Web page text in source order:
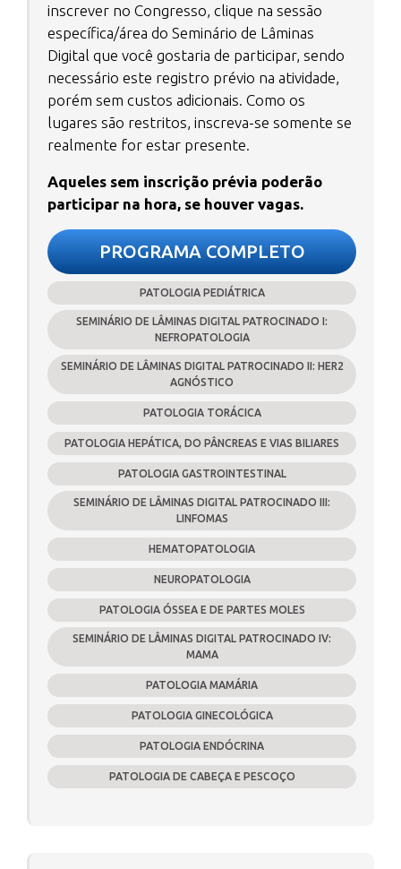
inscrever no Congresso, clique na sessão
específica/área do Seminário de Lâminas
Digital que você gostaria de participar, sendo
necessário este registro prévio na atividade,
porém sem custos adicionais. Como os
lugares são restritos, inscreva-se somente se
realmente for estar presente.
Aqueles sem inscrição prévia poderão
participar na hora, se houver vagas.
PROGRAMA COMPLETO
PATOLOGIA PEDIÁTRICA
SEMINÁRIO DE LÂMINAS DIGITAL PATROCINADO I:
NEFROPATOLOGIA
SEMINÁRIO DE LÂMINAS DIGITAL PATROCINADO II: HER2
AGNÓSTICO
PATOLOGIA TORÁCICA
PATOLOGIA HEPÁTICA, DO PÂNCREAS E VIAS BILIARES
PATOLOGIA GASTROINTESTINAL
SEMINÁRIO DE LÂMINAS DIGITAL PATROCINADO III:
LINFOMAS
HEMATOPATOLOGIA
NEUROPATOLOGIA
PATOLOGIA ÓSSEA E DE PARTES MOLES
SEMINÁRIO DE LÂMINAS DIGITAL PATROCINADO IV:
MAMA
PATOLOGIA MAMÁRIA
PATOLOGIA GINECOLÓGICA
PATOLOGIA ENDÓCRINA
PATOLOGIA DE CABEÇA E PESCOÇO